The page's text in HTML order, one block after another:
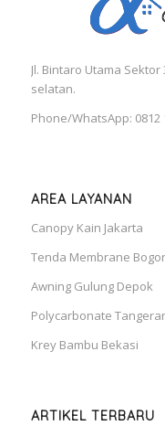
Jl. Bintaro Utama
selatan.
Phone/WhatsApp: 0812
AREA LAYANAN
Canopy Kain Jakarta
Tenda Membrane Bogor
Awning Gulung Depok
Polycarbonate
Krey Bambu Bekasi
ARTIKEL TERBARU